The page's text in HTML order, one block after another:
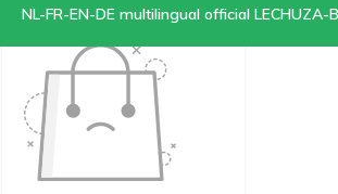
NL-FR-EN-DE multilingual official LECHUZA-BENELUX